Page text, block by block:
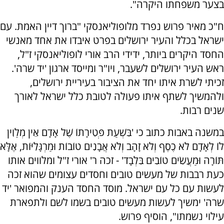
בצער משפחתו היקרה".
ח"כ מאיר פרוש נפרד מלופוליאנסקי "ברוך דיין האמת. עם
ישראל בכלל והעיר ירושלים בפרט איבדו את אחד מאנשי
החסד היקרים ביותר, ידידי הרב אורי לופוליאנסקי ז"ל,
ראש העיר ירושלים לשעבר, ויו"ר ומייסד ארגון 'יד שרה'.
זכיתי לשרת איתו יחד את הציבור בעיריית ירושלים,
ולהמשיך לשתף איתו פעולה לטובת כלל ישראל לאורך
שנים רבות.
במשנה באבות כתוב כי 'בִּשְׁעַת פְּטִירָתוֹ שֶׁל אָדָם אֵין מְלַוִין
לוֹ לְאָדָם לֹא כֶסֶף וְלֹא זָהָב וְלֹא אֲבָנִים טוֹבוֹת וּמַרְגָּלִיּוֹת, אֶלָּא
תּוֹרָה וּמַעֲשִׂים טוֹבִים בִּלְבָד' - זכה ר' אורי ז"ל ומלווים אותו
כעת רבבות של מעשים טובים וחסדים עצומים שהוא זכה
לעשות עם כל עם ישראל. מוסד החסד הענק והמפואר 'יד
שרה' ימשיך לעשות מעשים טובים בשמו לשם ולתפארת
עילוי נשמתו", הוסיף פרוש.